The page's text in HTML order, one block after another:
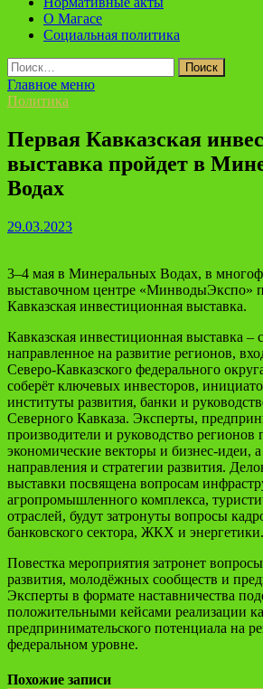
О Магасе
Социальная политика
Найти:
Главное меню
Политика
Первая Кавказская
выставка пройдет в
Водах
29.03.2023
3–4 мая в Минеральных Водах, в
выставочном центре «МинводыЭкспо»
Кавказская инвестиционная выставка.
Кавказская инвестиционная выставка –
направленное на развитие регионов,
Северо-Кавказского федерального
соберёт ключевых инвесторов,
институты развития, банки и
Северного Кавказа. Эксперты,
производители и руководство регионов
экономические векторы и бизнес-идеи,
направления и стратегии развития.
выставки посвящена вопросам
агропромышленного комплекса,
отраслей, будут затронуты вопросы
банковского сектора, ЖКХ и энергетики.
Повестка мероприятия затронет
развития, молодёжных сообществ и
Эксперты в формате наставничества
положительными кейсами реализации
предпринимательского потенциала на
федеральном уровне.
Похожие записи